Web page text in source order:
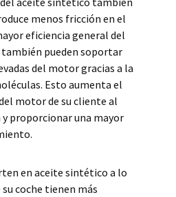
menos fricción en el
eficiencia general del
pueden soportar
del motor gracias a la
Esto aumenta el
motor de su cliente al
proporcionar una mayor
en aceite sintético a lo
coche tienen más